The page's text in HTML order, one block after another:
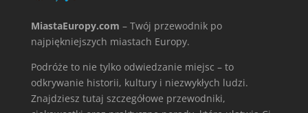
MiastaEuropy.com – Twój przewodnik po
najpiękniejszych miastach Europy.
Podróże to nie tylko odwiedzanie miejsc – to
odkrywanie historii, kultury i niezwykłych ludzi.
Znajdziesz tutaj szczegółowe przewodniki,